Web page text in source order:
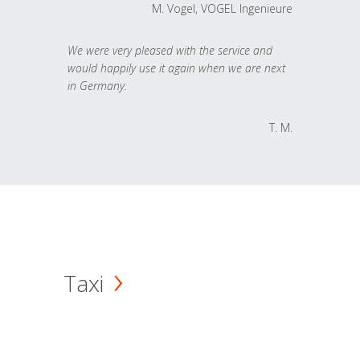
M. Vogel, VOGEL Ingenieure
We were very pleased with the service and
would happily use it again when we are next
in Germany.
T. M.
Taxi